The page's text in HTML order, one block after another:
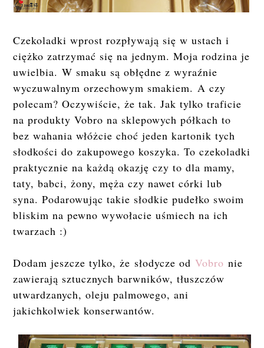
Czekoladki wprost rozpływają się w ustach i
ciężko zatrzymać się na jednym. Moja rodzina je
uwielbia.W smaku są obłędne z wyraźnie
wyczuwalnym orzechowym smakiem.A czy
polecam? Oczywiście, że tak. Jak tylko traficie
na produkty Vobro na sklepowych półkach to
bez wahania włóżcie choć jeden kartonik tych
słodkości do zakupowego koszyka. To czekoladki
praktycznie na każdą okazję czy to dla mamy,
taty, babci, żony, męża czy nawet córki lub
syna. Podarowując takie słodkie pudełko swoim
bliskim na pewno wywołacie uśmiech na ich
twarzach :)
Dodam jeszcze tylko, że słodycze odVobro nie
zawierają sztucznych barwników, tłuszczów
utwardzanych, oleju palmowego, ani
jakichkolwiek konserwantów.